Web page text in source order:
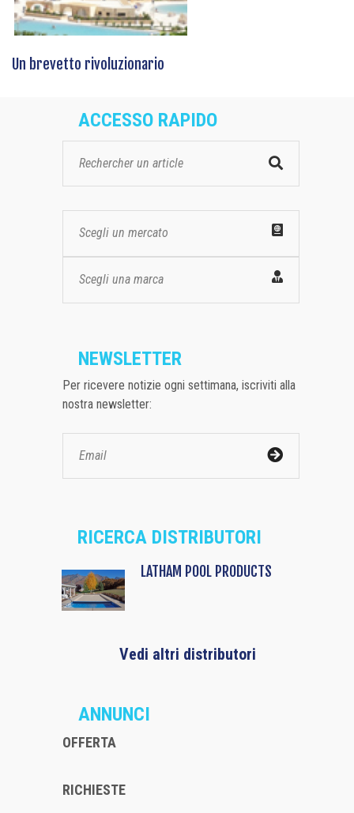
Un brevetto rivoluzionario
ACCESSO RAPIDO
Scegli un mercato
Scegli una marca
NEWSLETTER
Per ricevere notizie ogni settimana, iscriviti alla
nostra newsletter:
RICERCA DISTRIBUTORI
LATHAM POOL PRODUCTS
Vedi altri distributori
ANNUNCI
OFFERTA
RICHIESTE